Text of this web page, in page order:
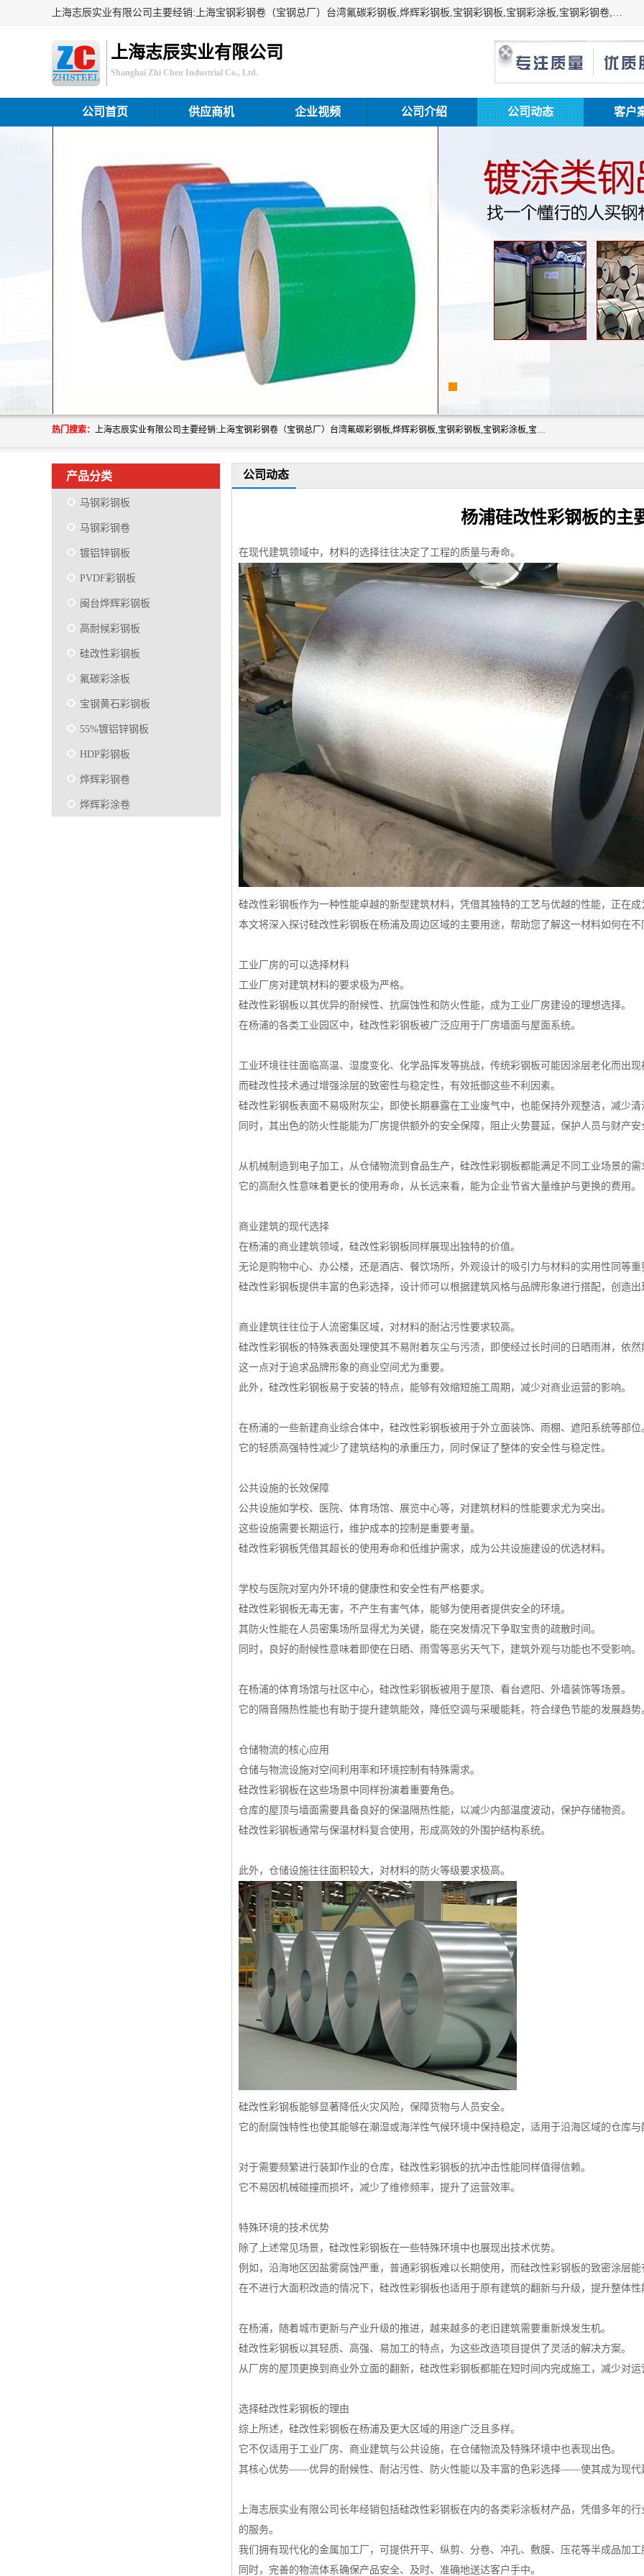
上海志辰实业有限公司主要经销:上海宝钢彩钢卷（宝钢总厂）台湾氟碳彩钢板,烨辉彩钢板,宝钢彩钢板,宝钢彩涂板,宝钢彩钢卷,马钢彩钢板,马钢彩钢卷,镀铝锌钢板,PVDF彩钢板,台湾烨辉彩钢板,高耐候彩钢板,硅改性彩钢板,规格齐全。
上海志辰实业有限公司
Shanghai Zhi Chen Industrial Co., Ltd.
公司首页 供应商机 企业视频 公司介绍 公司动态 客户
热门搜索： 上海志辰实业有限公司主要经销:上海宝钢彩钢卷（宝钢总厂）台湾氟碳彩钢板,烨辉彩钢板,宝钢彩钢板,宝钢彩涂板,宝钢彩钢卷,马钢彩钢板,马钢彩钢卷,镀铝锌钢板,PVDF彩钢板,台湾烨辉彩钢板,高耐候彩钢板,硅改性彩钢板,规格齐全。
产品分类
马钢彩钢板
马钢彩钢卷
镀铝锌钢板
PVDF彩钢板
闽台烨辉彩钢板
高耐候彩钢板
硅改性彩钢板
氟碳彩涂板
宝钢黄石彩钢板
55%镀铝锌钢板
HDP彩钢板
烨辉彩钢卷
烨辉彩涂卷
公司动态
杨浦硅改性彩钢板的主
在现代建筑领域中，材料的选择往往决定了工程的质量与寿命。
硅改性彩钢板作为一种性能卓越的新型建筑材料，凭借其独特的工艺与优越的性能，正在
本文将深入探讨硅改性彩钢板在杨浦及周边区域的主要用途，帮助您了解这一材料如何在
工业厂房的可以选择材料
工业厂房对建筑材料的要求极为严格。
硅改性彩钢板以其优异的耐候性、抗腐蚀性和防火性能，成为工业厂房建设的理想选择。
在杨浦的各类工业园区中，硅改性彩钢板被广泛应用于厂房墙面与屋面系统。
工业环境往往面临高温、湿度变化、化学品挥发等挑战，传统彩钢板可能因涂层老化而出
而硅改性技术通过增强涂层的致密性与稳定性，有效抵御这些不利因素。
硅改性彩钢板表面不易吸附灰尘，即使长期暴露在工业废气中，也能保持外观整洁，减少
同时，其出色的防火性能能为厂房提供额外的安全保障，阻止火势蔓延，保护人员与财产安
从机械制造到电子加工，从仓储物流到食品生产，硅改性彩钢板都能满足不同工业场景的需
它的高耐久性意味着更长的使用寿命，从长远来看，能为企业节省大量维护与更换的费用。
商业建筑的现代选择
在杨浦的商业建筑领域，硅改性彩钢板同样展现出独特的价值。
无论是购物中心、办公楼，还是酒店、餐饮场所，外观设计的吸引力与材料的实用性同等重
硅改性彩钢板提供丰富的色彩选择，设计师可以根据建筑风格与品牌形象进行搭配，创造
商业建筑往往位于人流密集区域，对材料的耐沾污性要求较高。
硅改性彩钢板的特殊表面处理使其不易附着灰尘与污渍，即使经过长时间的日晒雨淋，依
这一点对于追求品牌形象的商业空间尤为重要。
此外，硅改性彩钢板易于安装的特点，能够有效缩短施工周期，减少对商业运营的影响。
在杨浦的一些新建商业综合体中，硅改性彩钢板被用于外立面装饰、雨棚、遮阳系统等部位
它的轻质高强特性减少了建筑结构的承重压力，同时保证了整体的安全性与稳定性。
公共设施的长效保障
公共设施如学校、医院、体育场馆、展览中心等，对建筑材料的性能要求尤为突出。
这些设施需要长期运行，维护成本的控制是重要考量。
硅改性彩钢板凭借其超长的使用寿命和低维护需求，成为公共设施建设的优选材料。
学校与医院对室内外环境的健康性和安全性有严格要求。
硅改性彩钢板无毒无害，不产生有害气体，能够为使用者提供安全的环境。
其防火性能在人员密集场所显得尤为关键，能在突发情况下争取宝贵的疏散时间。
同时，良好的耐候性意味着即使在日晒、雨雪等恶劣天气下，建筑外观与功能也不受影响。
在杨浦的体育场馆与社区中心，硅改性彩钢板被用于屋顶、看台遮阳、外墙装饰等场景。
它的隔音隔热性能也有助于提升建筑能效，降低空调与采暖能耗，符合绿色节能的发展趋势
仓储物流的核心应用
仓储与物流设施对空间利用率和环境控制有特殊需求。
硅改性彩钢板在这些场景中同样扮演着重要角色。
仓库的屋顶与墙面需要具备良好的保温隔热性能，以减少内部温度波动，保护存储物资。
硅改性彩钢板通常与保温材料复合使用，形成高效的外围护结构系统。
此外，仓储设施往往面积较大，对材料的防火等级要求极高。
硅改性彩钢板能够显著降低火灾风险，保障货物与人员安全。
它的耐腐蚀特性也使其能够在潮湿或海洋性气候环境中保持稳定，适用于沿海区域的仓库与
对于需要频繁进行装卸作业的仓库，硅改性彩钢板的抗冲击性能同样值得信赖。
它不易因机械碰撞而损坏，减少了维修频率，提升了运营效率。
特殊环境的技术优势
除了上述常见场景，硅改性彩钢板在一些特殊环境中也展现出技术优势。
例如，沿海地区因盐雾腐蚀严重，普通彩钢板难以长期使用，而硅改性彩钢板的致密涂层
在不进行大面积改造的情况下，硅改性彩钢板也适用于原有建筑的翻新与升级，提升整体性
在杨浦，随着城市更新与产业升级的推进，越来越多的老旧建筑需要重新焕发生机。
硅改性彩钢板以其轻质、高强、易加工的特点，为这些改造项目提供了灵活的解决方案。
从厂房的屋顶更换到商业外立面的翻新，硅改性彩钢板都能在短时间内完成施工，减少对运
选择硅改性彩钢板的理由
综上所述，硅改性彩钢板在杨浦及更大区域的用途广泛且多样。
它不仅适用于工业厂房、商业建筑与公共设施，在仓储物流及特殊环境中也表现出色。
其核心优势——优异的耐候性、耐沾污性、防火性能以及丰富的色彩选择——使其成为现代
上海志辰实业有限公司长年经销包括硅改性彩钢板在内的各类彩涂板材产品，凭借多年的
的服务。
我们拥有现代化的金属加工厂，可提供开平、纵剪、分卷、冲孔、敷膜、压花等半成品加
同时，完善的物流体系确保产品安全、及时、准确地送达客户手中。